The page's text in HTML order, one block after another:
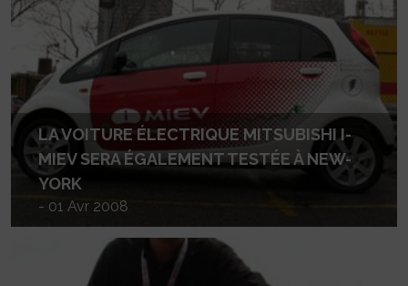
LA VOITURE ÉLECTRIQUE MITSUBISHI I-
MIEV SERA ÉGALEMENT TESTÉE À NEW-
YORK
- 01 Avr 2008